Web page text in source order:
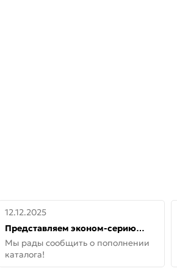
12.12.2025
Представляем эконом-серию
дверей от бренда Portika, где цена
не значит «просто»
Мы рады сообщить о пополнении
каталога!